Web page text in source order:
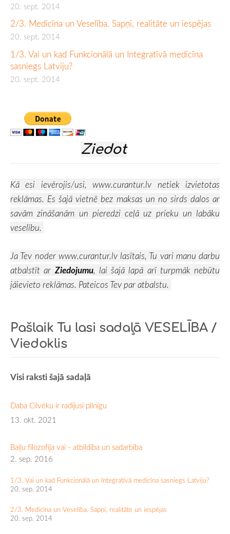
20. sept. 2014
2/3. Medicīna un Veselība. Sapņi, realitāte un iespējas
20. sept. 2014
1/3. Vai un kad Funkcionālā un Integratīvā medicīna
sasniegs Latviju?
20. sept. 2014
Ziedot
Kā esi ievērojis/usi, www.curantur.lv netiek izvietotas
reklāmas. Es šajā vietnē bez maksas un no sirds dalos ar
savām zināšanām un pieredzi ceļā uz prieku un labāku
veselību.
Ja Tev noder www.curantur.lvlasītais, Tu vari manu darbu
atbalstīt ar Ziedojumu, lai šajā lapā arī turpmāk nebūtu
jāievieto reklāmas. Pateicos Tev par atbalstu.
Pašlaik Tu lasi sadaļā VESELĪBA /
Viedoklis
Visi raksti šajā sadaļā
Daba Cilvēku ir radījusi pilnīgu
13. okt. 2021
Baiļu filozofija vai - atbildība un sadarbība
2. sep. 2016
1/3. Vai un kad Funkcionālā un Integratīvā medicīna sasniegs Latviju?
20. sep. 2014
2/3. Medicīna un Veselība. Sapņi, realitāte un iespējas
20. sep. 2014